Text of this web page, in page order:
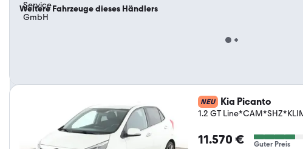
Weitere Fahrzeuge dieses Händlers
NEU Kia Picanto
1.2 GT
11.570 € Guter Preis